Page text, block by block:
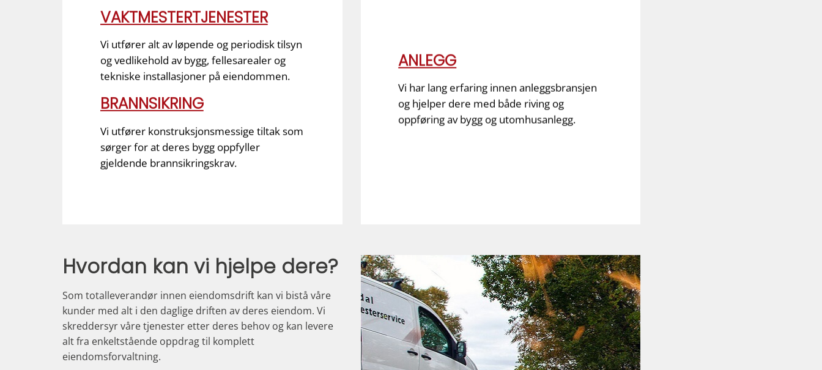
VAKTMESTERTJENESTER
Vi utfører alt av løpende og periodisk tilsyn
og vedlikehold av bygg, fellesarealer og
tekniske installasjoner på eiendommen.
BRANNSIKRING
Vi utfører konstruksjonsmessige tiltak som
sørger for at deres bygg oppfyller
gjeldende brannsikringskrav.
ANLEGG
Vi har lang erfaring innen anleggsbransjen
og hjelper dere med både riving og
oppføring av bygg og utomhusanlegg.
Hvordan kan vi hjelpe dere?
Som totalleverandør innen eiendomsdrift kan vi bistå våre
kunder med alt i den daglige driften av deres eiendom. Vi
skreddersyr våre tjenester etter deres behov og kan levere
alt fra enkeltstående oppdrag til komplett
eiendomsforvaltning.